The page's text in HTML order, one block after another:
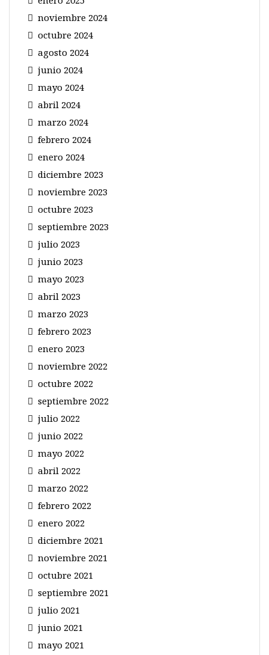
noviembre 2024
octubre 2024
agosto 2024
junio 2024
mayo 2024
abril 2024
marzo 2024
febrero 2024
enero 2024
diciembre 2023
noviembre 2023
octubre 2023
septiembre 2023
julio 2023
junio 2023
mayo 2023
abril 2023
marzo 2023
febrero 2023
enero 2023
noviembre 2022
octubre 2022
septiembre 2022
julio 2022
junio 2022
mayo 2022
abril 2022
marzo 2022
febrero 2022
enero 2022
diciembre 2021
noviembre 2021
octubre 2021
septiembre 2021
julio 2021
junio 2021
mayo 2021